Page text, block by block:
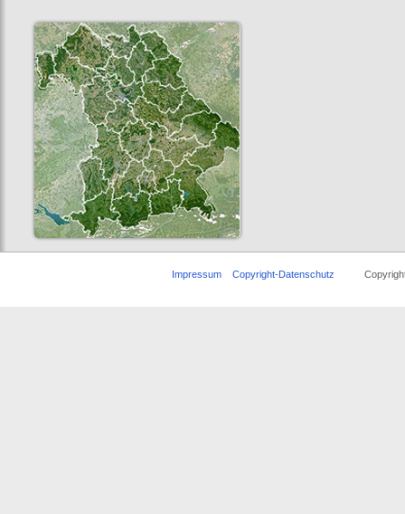
Impressum Copyright-Datenschutz Copyright